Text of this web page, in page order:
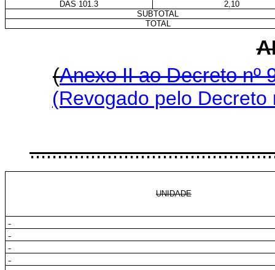
DAS 101.3
2,10
SUBTOTAL
TOTAL
(Anexo II ao Decreto nº
(Revogado pelo Decreto
UNIDADE